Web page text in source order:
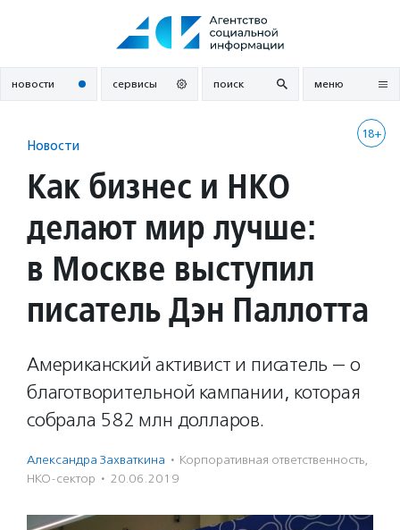
новости сервисы поиск меню
18+
Новости
Как бизнес и НКО
делают мир лучше:
в Москве выступил
писатель Дэн Паллотта
Американский активист и писатель — о
благотворительной кампании, которая
собрала 582 млн долларов.
Александра Захваткина · Корпоративная ответственность,
НКО-сектор · 20.06.2019